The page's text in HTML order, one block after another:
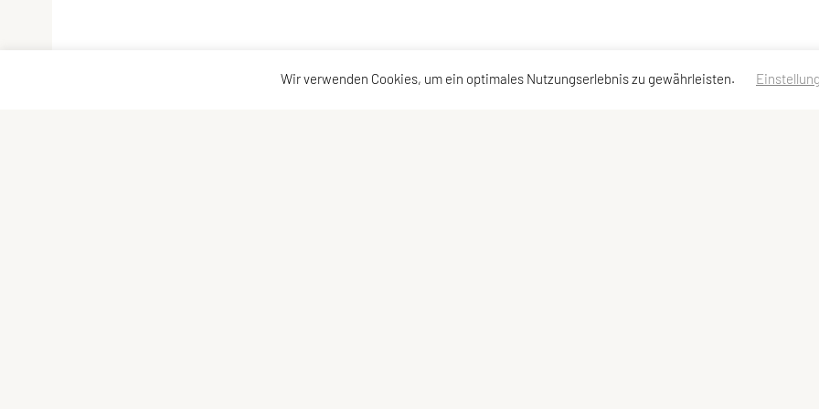
Wir verwenden Cookies, um ein optimales Nutzungserlebnis zu gewährleisten.